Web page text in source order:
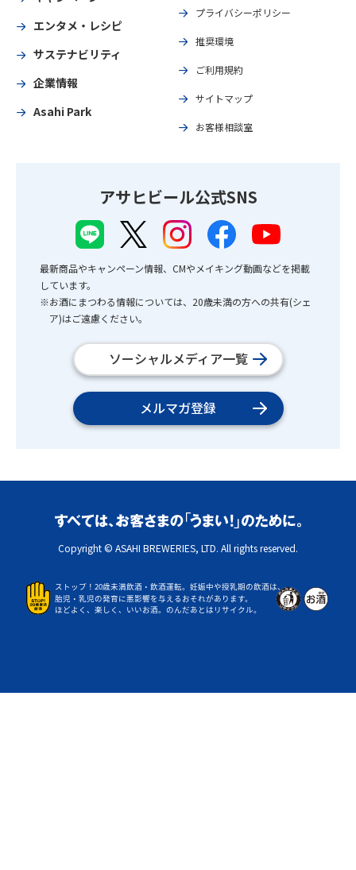
エンタメ・レシピ
サステナビリティ
企業情報
Asahi Park
プライバシーポリシー
推奨環境
ご利用規約
サイトマップ
お客様相談室
アサヒビール公式SNS
最新商品やキャンペーン情報、CMやメイキング動画などを掲載
しています。
※お酒にまつわる情報については、20歳未満の方への共有(シェ
ア)はご遠慮ください。
ソーシャルメディア一覧
メルマガ登録
Copyright © ASAHI BREWERIES, LTD. All rights reserved.